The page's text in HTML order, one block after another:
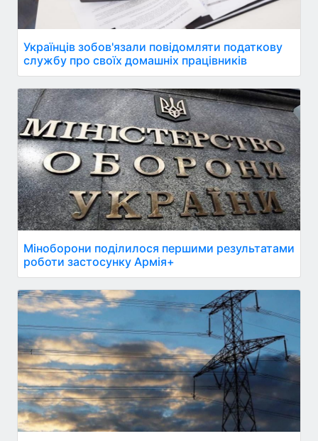
Українців зобов'язали повідомляти податкову
службу про своїх домашніх працівників
Міноборони поділилося першими результатами
роботи застосунку Армія+